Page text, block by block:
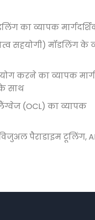
का व्यापक
सहयोगी) मॉडलिंग के
करने का व्यापक
के साथ
(OCL) का व्यापक
पैराडाइम टूलिंग,